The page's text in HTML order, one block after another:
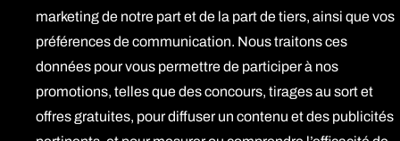
marketing de notre part et de la part de tiers, ainsi que vos
préférences de communication. Nous traitons ces
données pour vous permettre de participer à nos
promotions, telles que des concours, tirages au sort et
offres gratuites, pour diffuser un contenu et des publicités